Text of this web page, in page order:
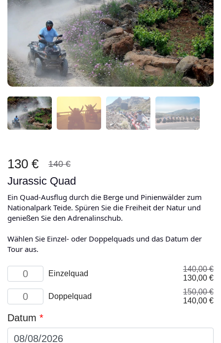
130 € 140 €
Jurassic Quad
Ein Quad-Ausflug durch die Berge und Pinienwälder zum
Nationalpark Teide. Spüren Sie die Freiheit der Natur und
genießen Sie den Adrenalinschub.
Wählen Sie Einzel- oder Doppelquads und das Datum der
Tour aus.
Single
quad
Menge
Einzelquad
140,00€
war:
140,00 €
130,00 €
Double
quad
Doppelquad
150,00€
150,00 €
140,00 €
Datum *